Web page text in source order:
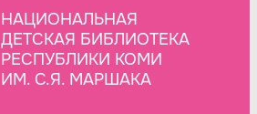
НАЦИОНАЛЬНАЯ
ДЕТСКАЯ БИБЛИОТЕКА
РЕСПУБЛИКИ КОМИ
ИМ. С.Я. МАРШАКА